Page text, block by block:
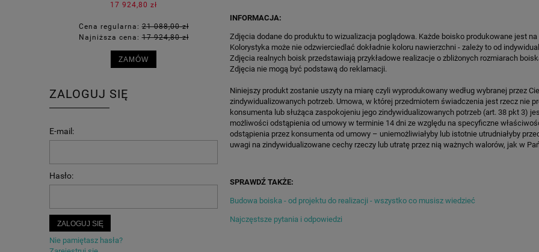
17 924,80 zł
Cena regularna:21 088,00 zł
Najniższa cena:17 924,80 zł
ZAMÓW
Najniższa cena:36 796,50 zł
ZAMÓW
Najniższa cena:21 088,00 zł
ZAMÓW
ZALOGUJ SIĘ
E-mail:
Hasło:
ZALOGUJ SIĘ
Nie pamiętasz hasła?
INFORMACJA:
Zdjęcia dodane do produktu to wizualizacja poglądowa. Każde boisko produkowane jest na
Kolorystyka może nie odzwierciedlać dokładnie koloru nawierzchni - zależy to od
Zdjęcia realnych boisk przedstawiają przykładowe realizacje o zbliżonych rozmiarach
Zdjęcia nie mogą być podstawą do reklamacji.
Niniejszy produkt zostanie uszyty na miarę czyli wyprodukowany według wybranej przez
zindywidualizowanych potrzeb. Umowa, w której przedmiotem świadczenia jest rzecz nie
konsumenta lub służąca zaspokojeniu jego zindywidualizowanych potrzeb (art. 38 pkt 3)
możliwości odstąpienia od umowy w terminie 14 dni ze względu na specyficzne
odstąpienia przez konsumenta od umowy – uniemożliwiałyby lub istotnie utrudniałyby
uwagi na zindywidualizowane cechy rzeczy lub utratę przez nią ważnych walorów, jak w
SPRAWDŹ TAKŻE:
Budowa boiska - od projektu do realizacji - wszystko co musisz wiedzieć
Najczęstsze pytania i odpowiedzi